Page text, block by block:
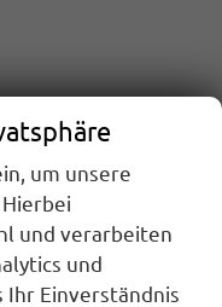
um unsere
und verarbeiten
und
Ihr Einverständnis